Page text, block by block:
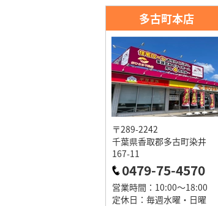
多古町本店
〒289-2242
千葉県香取郡多古町染井
167-11
0479-75-4570
営業時間：10:00～18:00
定休日：毎週水曜・日曜